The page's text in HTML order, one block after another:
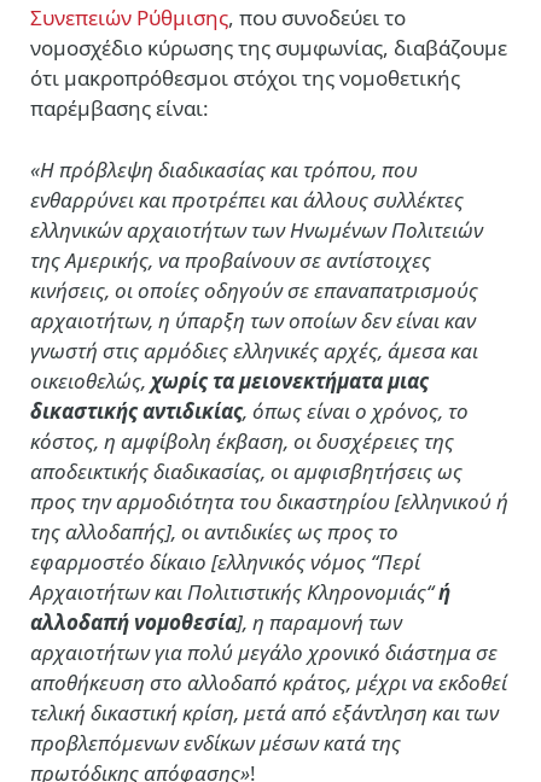
Συνεπειών Ρύθμισης, που συνοδεύει το
νομοσχέδιο κύρωσης της συμφωνίας, διαβάζουμε
ότι μακροπρόθεσμοι στόχοι της νομοθετικής
παρέμβασης είναι:
«Η πρόβλεψη διαδικασίας και τρόπου, που
ενθαρρύνει και προτρέπει και άλλους συλλέκτες
ελληνικών αρχαιοτήτων των Ηνωμένων Πολιτειών
της Αμερικής, να προβαίνουν σε αντίστοιχες
κινήσεις, οι οποίες οδηγούν σε επαναπατρισμούς
αρχαιοτήτων, η ύπαρξη των οποίων δεν είναι καν
γνωστή στις αρμόδιες ελληνικές αρχές, άμεσα και
οικειοθελώς, χωρίς τα μειονεκτήματα μιας
δικαστικής αντιδικίας, όπως είναι ο χρόνος, το
κόστος, η αμφίβολη έκβαση, οι δυσχέρειες της
αποδεικτικής διαδικασίας, οι αμφισβητήσεις ως
προς την αρμοδιότητα του δικαστηρίου [ελληνικού ή
της αλλοδαπής], οι αντιδικίες ως προς το
εφαρμοστέο δίκαιο [ελληνικός νόμος “Περί
Αρχαιοτήτων και Πολιτιστικής Κληρονομιάς“ή
αλλοδαπή νομοθεσία], η παραμονή των
αρχαιοτήτων για πολύ μεγάλο χρονικό διάστημα σε
αποθήκευση στο αλλοδαπό κράτος, μέχρι να εκδοθεί
τελική δικαστική κρίση, μετά από εξάντληση και των
προβλεπόμενων ενδίκων μέσων κατά της
πρωτόδικης απόφασης»!